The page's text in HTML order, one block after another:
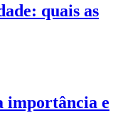
quais as
importância e